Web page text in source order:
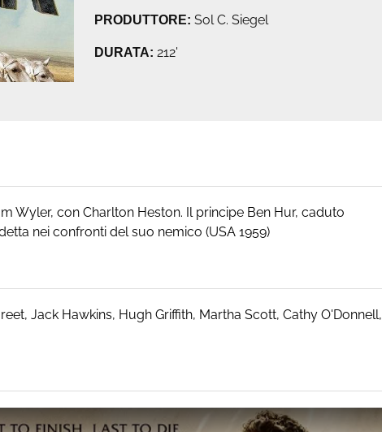
PRODUTTORE:Sol C. Siegel
DURATA: 212'
Wyler, con Charlton Heston. Il principe Ben Hur, caduto
nei confronti del suo nemico (USA 1959)
Jack Hawkins, Hugh Griffith, Martha Scott, Cathy O'Donnell,